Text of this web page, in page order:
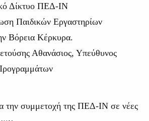
Δίκτυο ΠΕΔ-ΙΝ
Παιδικών Εργαστηρίων
Βόρεια Κέρκυρα.
Αθανάσιος, Υπεύθυνος
την συμμετοχή της ΠΕΔ-ΙΝ σε νέες